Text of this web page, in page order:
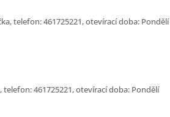
telefon: 461725221, otevírací doba: Pondělí
telefon: 461725221, otevírací doba: Pondělí